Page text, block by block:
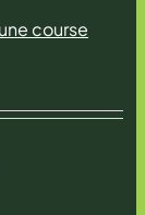
course